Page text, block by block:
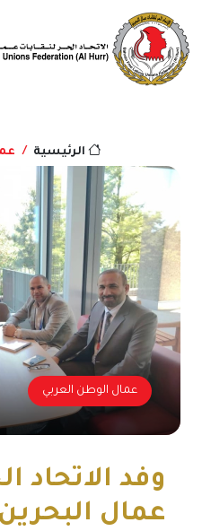
الرئيسية
عمال الوطن العربي
وفد الاتحاد
عمال